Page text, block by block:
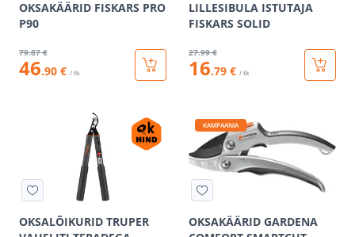
OKSAKÄÄRID FISKARS PRO
P90
79.87 €
46.90 € / tk
LILLESIBULA ISTUTAJA
FISKARS SOLID
27.99 €
16.79 € / tk
OKSALÕIKURID TRUPER
KAMPAANIA
OKSAKÄÄRID GARDENA